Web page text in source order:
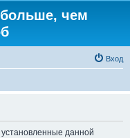
чем
Вход
данной